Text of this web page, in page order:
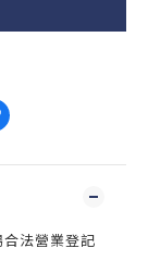
法營業登記